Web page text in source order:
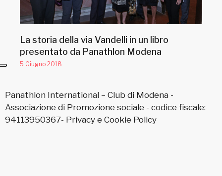
La storia della via Vandelli in un libro
presentato da Panathlon Modena
5 Giugno 2018
Panathlon International – Club di Modena -
Associazione di Promozione sociale - codice fiscale:
94113950367- Privacy e Cookie Policy